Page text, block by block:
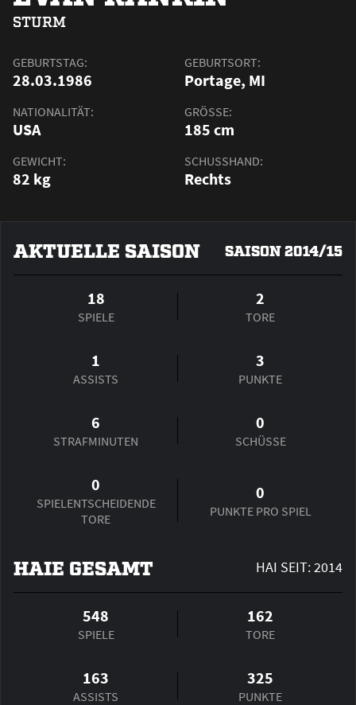
STURM
GEBURTSTAG:
28.03.1986
GEBURTSORT:
Portage, MI
NATIONALITÄT:
USA
GRÖSSE:
185 cm
GEWICHT:
82 kg
SCHUSSHAND:
Rechts
AKTUELLE SAISON SAISON 2014/15
18
SPIELE
2
TORE
1
ASSISTS
3
PUNKTE
6
STRAFMINUTEN
0
SCHÜSSE
0
SPIEL­ENTSCHEIDENDE
TORE
0
PUNKTE PRO SPIEL
HAIE GESAMT HAI SEIT: 2014
548
SPIELE
162
TORE
163
ASSISTS
325
PUNKTE